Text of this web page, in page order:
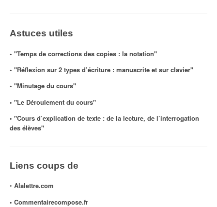
Astuces utiles
◦ "Temps de corrections des copies : la notation"
◦ "Réflexion sur 2 types d’écriture : manuscrite et sur clavier"
◦ "Minutage du cours"
◦ "Le Déroulement du cours"
◦ "Cours d’explication de texte : de la lecture, de l’interrogation
des élèves"
Liens coups de
◦ Alalettre.com
◦ Commentairecompose.fr